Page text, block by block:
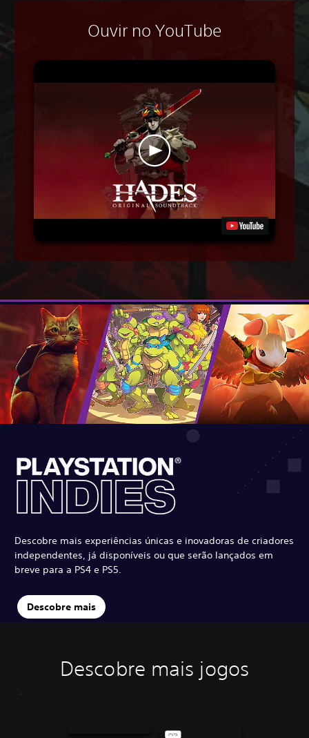
Ouvir no YouTube
Descobre mais experiências únicas e inovadoras de criadores
independentes, já disponíveis ou que serão lançados em
breve para a PS4 e PS5.
Descobre mais
Descobre mais jogos